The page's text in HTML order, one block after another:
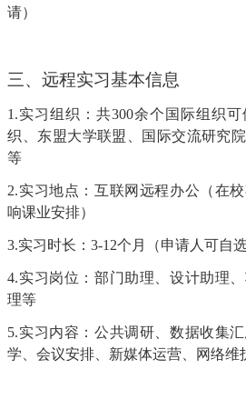
请）
三、远程实习基本信息
1.实习组织：共300余个国际组织可
织、东盟大学联盟、国际交流研究
等
2.实习地点：互联网远程办公（在
响课业安排）
3.实习时长：3-12个月（申请人可自选
4.实习岗位：部门助理、设计助理
理等
5.实习内容：公共调研、数据收集
学、会议安排、新媒体运营、网络维